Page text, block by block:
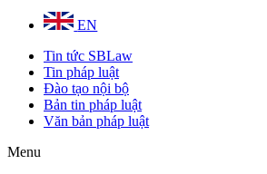
EN
Tin tức SBLaw
Tin pháp luật
Đào tạo nội bộ
Bản tin pháp luật
Văn bản pháp luật
Menu